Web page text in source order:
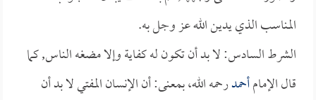
المناسب الذي يدين الله عز وجل به.
الشرط السادس: لا بد أن تكون له كفاية وإلا مضغه الناس, كما
قال الإمامأحمدرحمه الله، بمعنى: أن الإنسان المفتي لا بد أن